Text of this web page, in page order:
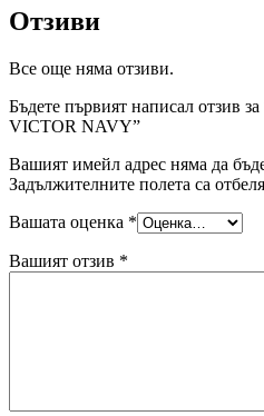
Отзиви
Все още няма отзиви.
Бъдете първият написал отзив
VICTOR NAVY”
Вашият имейл адрес няма да
Задължителните полета са
Вашата оценка *
Вашият отзив *